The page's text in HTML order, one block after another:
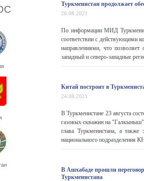
Туркменистан продолжает
26.08.2021
По информации МИД
соответствии с действующими
направлениями, что позволяет
западный и северо-западные
Китай построит в
24.08.2021
В Туркменистане 23 августа
газовых скважин на "Галкыныш"
глава Туркменистана, а
национального подразделения
В Ашхабаде прошли
Туркменистана